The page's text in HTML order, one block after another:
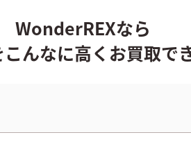
WonderREXなら
んなに高くお買取で